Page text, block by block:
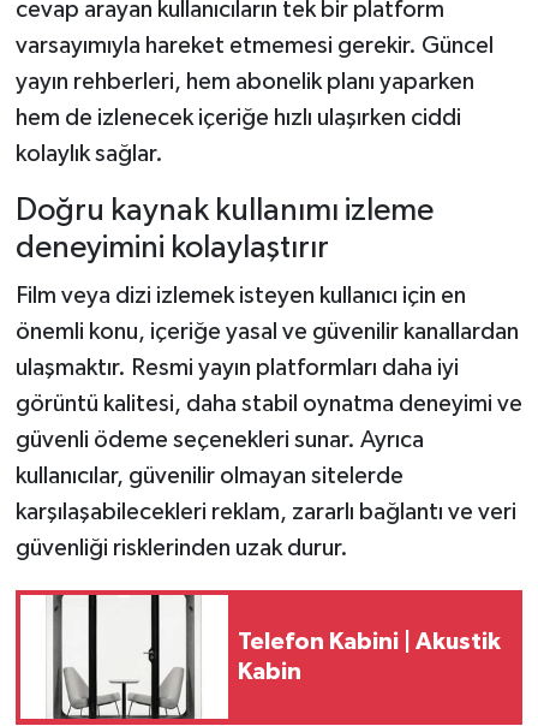
cevap arayan kullanıcıların tek bir platform
varsayımıyla hareket etmemesi gerekir. Güncel
yayın rehberleri, hem abonelik planı yaparken
hem de izlenecek içeriğe hızlı ulaşırken ciddi
kolaylık sağlar.
Doğru kaynak kullanımı izleme
deneyimini kolaylaştırır
Film veya dizi izlemek isteyen kullanıcı için en
önemli konu, içeriğe yasal ve güvenilir kanallardan
ulaşmaktır. Resmi yayın platformları daha iyi
görüntü kalitesi, daha stabil oynatma deneyimi ve
güvenli ödeme seçenekleri sunar. Ayrıca
kullanıcılar, güvenilir olmayan sitelerde
karşılaşabilecekleri reklam, zararlı bağlantı ve veri
güvenliği risklerinden uzak durur.
Telefon Kabini | Akustik
Kabin